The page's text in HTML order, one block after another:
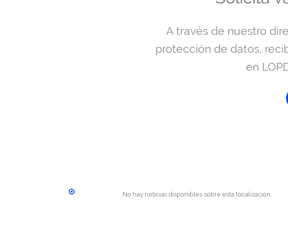
A través de nuestro
protección de datos,
en
No hay noticias disponibles sobre esta localización.